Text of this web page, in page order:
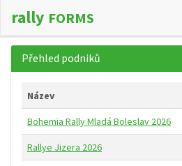
rally FORMS
Přehled podniků
Název
Bohemia Rally Mladá Boleslav 2026
Rallye Jizera 2026